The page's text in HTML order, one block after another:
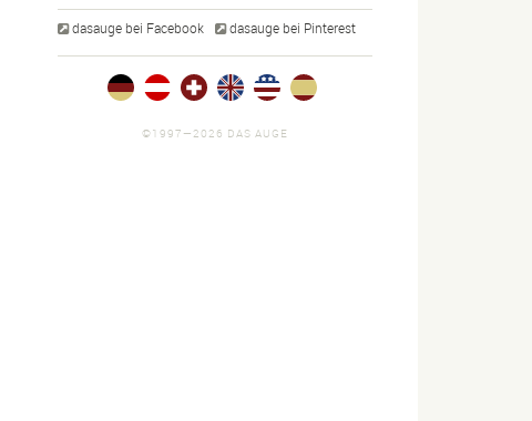
dasauge bei Facebook dasauge bei Pinterest
©1997—2026 DAS AUGE